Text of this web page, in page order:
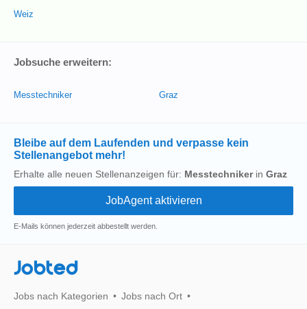
Weiz
Jobsuche erweitern:
Messtechniker Graz
Bleibe auf dem Laufenden und verpasse kein
Stellenangebot mehr!
Erhalte alle neuen Stellenanzeigen für: Messtechnikerin Graz
E-Mails können jederzeit abbestellt werden.
Jobted
Jobs nach Kategorien Jobs nach Ort